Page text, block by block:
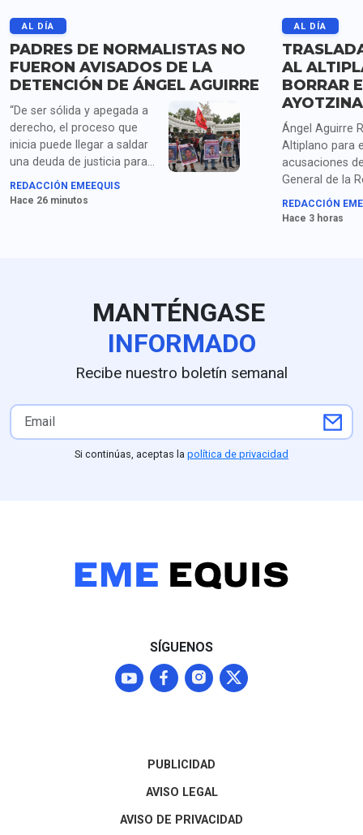
AL DÍA
PADRES DE NORMALISTAS NO
FUERON AVISADOS DE LA
DETENCIÓN DE ÁNGEL AGUIRRE
“De ser sólida y apegada a
derecho, el proceso que
inicia puede llegar a saldar
una deuda de justicia para
las familias de los
estudiantes desaparecidos”,
REDACCIÓN EMEEQUIS
Hace 26 minutos
AL DÍA
AL
BORRAR
Ángel Aguirre
Altiplano para
acusaciones
General de la
(FGR) por el
ocultamiento
REDACCIÓN
Hace 3 horas
MANTÉNGASE
INFORMADO
Recibe nuestro boletín semanal
Si continúas, aceptas la política de privacidad
SÍGUENOS
PUBLICIDAD
AVISO LEGAL
AVISO DE PRIVACIDAD